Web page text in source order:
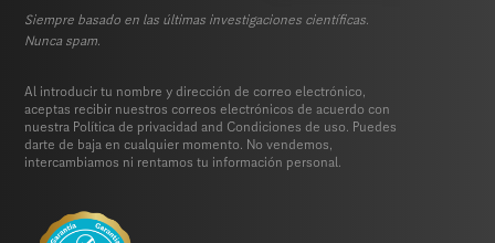
Siempre basado en las últimas investigaciones científicas.
Nunca spam.
Al introducir tu nombre y dirección de correo electrónico,
aceptas recibir nuestros correos electrónicos de acuerdo con
nuestra Política de privacidad and Condiciones de uso. Puedes
darte de baja en cualquier momento. No vendemos,
intercambiamos ni rentamos tu información personal.